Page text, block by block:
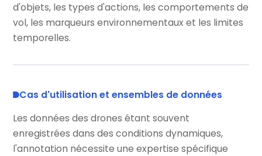
d'objets, les types d'actions, les comportements de
vol, les marqueurs environnementaux et les limites
temporelles.
Cas d'utilisation et ensembles de données
Les données des drones étant souvent
enregistrées dans des conditions dynamiques,
l'annotation nécessite une expertise spécifique